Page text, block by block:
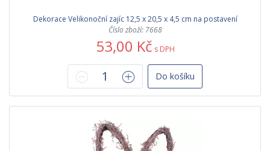
Dekorace Velikonoční zajíc 12,5 x 20,5 x 4,5 cm na postavení
Číslo zboží: 7668
53,00 Kč s DPH
Do košíku